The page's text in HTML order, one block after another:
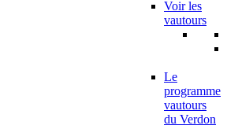
Voir les
vautours
Le
programme
vautours
du Verdon